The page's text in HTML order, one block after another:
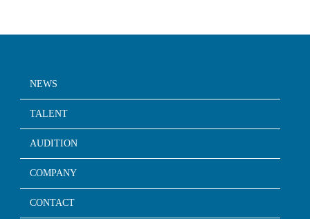
NEWS
TALENT
AUDITION
COMPANY
CONTACT